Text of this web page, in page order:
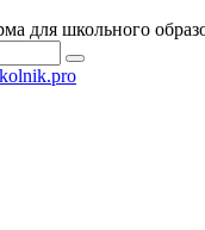
для школьного